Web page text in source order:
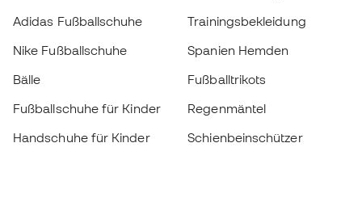
Adidas Fußballschuhe
Nike Fußballschuhe
Bälle
Fußballschuhe für Kinder
Handschuhe für Kinder
Trainingsbekleidung
Spanien Hemden
Fußballtrikots
Regenmäntel
Schienbeinschützer